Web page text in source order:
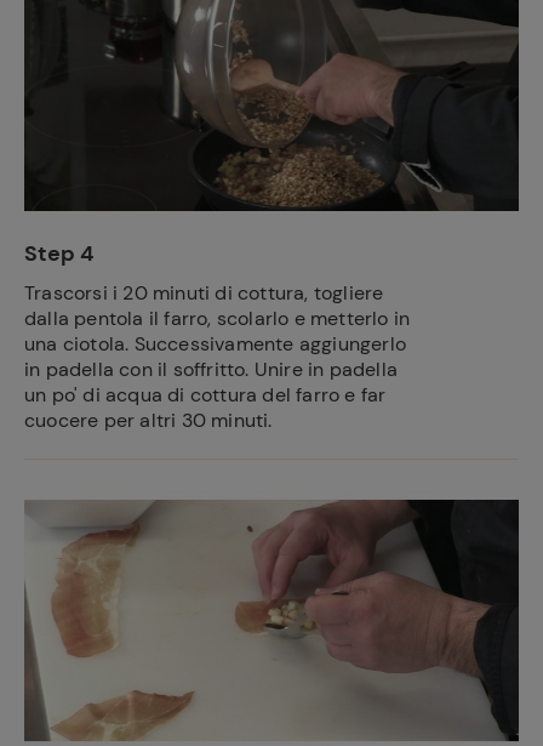
Step 4
Trascorsi i 20 minuti di cottura, togliere
dalla pentola il farro, scolarlo e metterlo in
una ciotola. Successivamente aggiungerlo
in padella con il soffritto. Unire in padella
un po' di acqua di cottura del farro e far
cuocere per altri 30 minuti.